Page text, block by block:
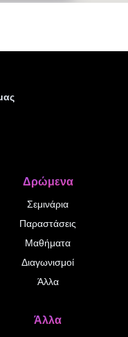
Δρώμενα
Σεμινάρια
Παραστάσεις
Μαθήματα
Διαγωνισμοί
Άλλα
Άλλα